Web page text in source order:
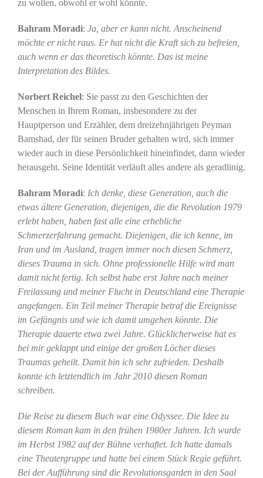
zu wollen, obwohl er wohl könnte.
Bahram Moradi: Ja, aber er kann nicht. Anscheinend
möchte er nicht raus. Er hat nicht die Kraft sich zu befreien,
auch wenn er das theoretisch könnte. Das ist meine
Interpretation des Bildes.
Norbert Reichel: Sie passt zu den Geschichten der
Menschen in Ihrem Roman, insbesondere zu der
Hauptperson und Erzähler, dem dreizehnjährigen Peyman
Bamshad, der für seinen Bruder gehalten wird, sich immer
wieder auch in diese Persönlichkeit hineinfindet, dann wieder
herausgeht. Seine Identität verläuft alles andere als geradlinig.
Bahram Moradi: Ich denke, diese Generation, auch die
etwas ältere Generation, diejenigen, die die Revolution 1979
erlebt haben, haben fast alle eine erhebliche
Schmerzerfahrung gemacht. Diejenigen, die ich kenne, im
Iran und im Ausland, tragen immer noch diesen Schmerz,
dieses Trauma in sich. Ohne professionelle Hilfe wird man
damit nicht fertig. Ich selbst habe erst Jahre nach meiner
Freilassung und meiner Flucht in Deutschland eine Therapie
angefangen. Ein Teil meiner Therapie betraf die Ereignisse
im Gefängnis und wie ich damit umgehen könnte. Die
Therapie dauerte etwa zwei Jahre. Glücklicherweise hat es
bei mir geklappt und einige der großen Löcher dieses
Traumas geheilt. Damit bin ich sehr zufrieden. Deshalb
konnte ich letztendlich im Jahr 2010 diesen Roman
schreiben.
Die Reise zu diesem Buch war eine Odyssee. Die Idee zu
diesem Roman kam in den frühen 1980er Jahren. Ich wurde
im Herbst 1982 auf der Bühne verhaftet. Ich hatte damals
eine Theatergruppe und hatte bei einem Stück Regie geführt.
Bei der Aufführung sind die Revolutionsgarden in den Saal